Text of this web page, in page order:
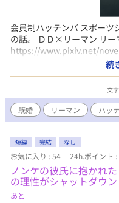
会員制ハッテンバ スポーツ
の話。 ＤＤ×リーマン リ
https://www.pixiv.net/
イトノベルズ https://
https://fujossy.jp/books/
続
文
既婚 リーマン ハッ
短編 完結 なし
お気に入り : 54 24h.ポイント :
ノンケの彼氏に抱かれ
の理性がシャットダウ
あと